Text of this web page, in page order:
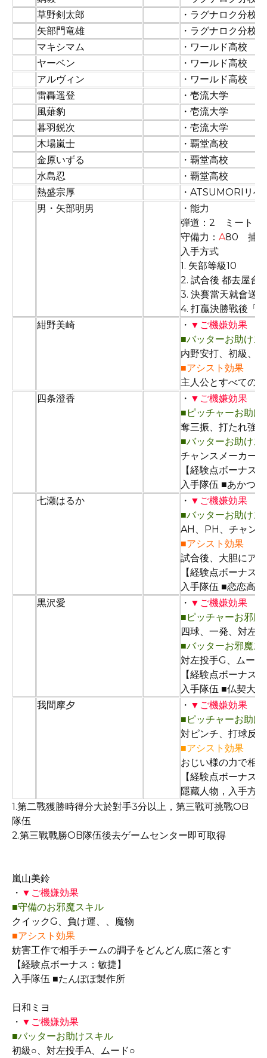
草野剣太郎
・ラグナロク分校
矢部門竜雄
・ラグナロク分校
マキシマム
・ワールド高校
ヤーベン
・ワールド高校
アルヴィン
・ワールド高校
雷轟遥登
・壱流大学
風薙豹
・壱流大学
暮羽鋭次
・壱流大学
木場嵐士
・覇堂高校
金原いずる
・覇堂高校
水島忍
・覇堂高校
熱盛宗厚
・ATSUMORIリベ
男・矢部明男
・能力
弾道：2 ミート：
守備力： A80 捕球
入手方式
1. 矢部等級10
2. 試合後 都去屋台
3. 決賽當天就會送
4. 打贏決勝戰後「
紺野美崎 ・ ▼ご機嫌効果
■バッターお助けス
内野安打、初級、
■アシスト効果
主人公とすべての
四条澄香 ・ ▼ご機嫌効果
■ピッチャーお助け
奪三振、打たれ強
■バッターお助けス
チャンスメーカー
【経験点ボーナス
入手隊伍 ■あかつ
七瀬はるか ・ ▼ご機嫌効果
■バッターお助けス
AH、PH、チャン
■アシスト効果
試合後、大胆にア
【経験点ボーナス
入手隊伍 ■恋恋高校
黒沢愛 ・ ▼ご機嫌効果
■ピッチャーお邪魔
四球、一発、対左
■バッターお邪魔ス
対左投手G、ムード
【経験点ボーナス
入手隊伍 ■仏契大学
我間摩夕 ・ ▼ご機嫌効果
■ピッチャーお助け
対ピンチ、打球反
■アシスト効果
おじい様の力で相
【経験点ボーナス
隱藏人物，入手方式
1.第二戰獲勝時得分大於對手3分以上，第三戰可挑戰OB
隊伍
2.第三戰戰勝OB隊伍後去ゲームセンター即可取得
嵐山美鈴
・ ▼ご機嫌効果
■守備のお邪魔スキル
クイックG、負け運、、魔物
■アシスト効果
妨害工作で相手チームの調子をどんどん底に落とす
【経験点ボーナス：敏捷】
入手隊伍 ■たんぽぽ製作所
日和ミヨ
・ ▼ご機嫌効果
■バッターお助けスキル
初級○、対左投手A、ムード○